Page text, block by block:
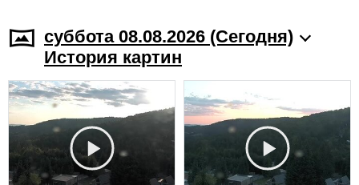
суббота 08.08.2026 (Cегодня)
История картин